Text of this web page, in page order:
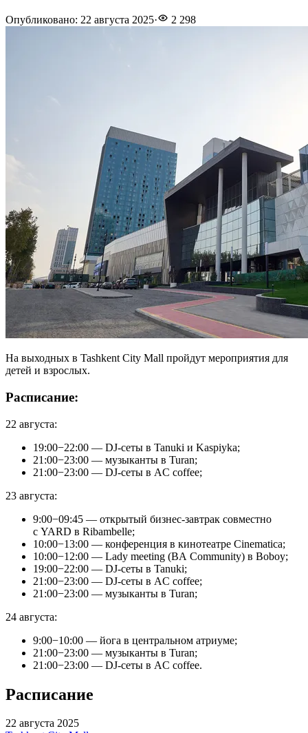
Опубликовано: 22 августа 2025· 2 298
На выходных в Tashkent City Mall пройдут мероприятия для
детей и взрослых.
Расписание:
22 августа:
19:00−22:00 — DJ-сеты в Tanuki и Kaspiyka;
21:00−23:00 — музыканты в Turan;
21:00−23:00 — DJ-сеты в AC coffee;
23 августа:
9:00−09:45 — открытый бизнес-завтрак совместно
с YARD в Ribambelle;
10:00−13:00 — конференция в кинотеатре Cinematica;
10:00−12:00 — Lady meeting (BA Community) в Boboy;
19:00−22:00 — DJ-сеты в Tanuki;
21:00−23:00 — DJ-сеты в AC coffee;
21:00−23:00 — музыканты в Turan;
24 августа:
9:00−10:00 — йога в центральном атриуме;
21:00−23:00 — музыканты в Turan;
21:00−23:00 — DJ-сеты в AC coffee.
Расписание
22 августа 2025